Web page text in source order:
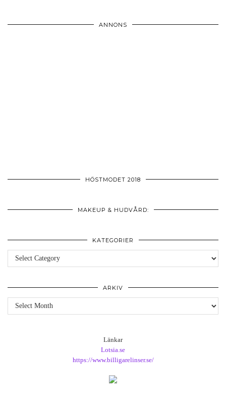
ANNONS
HÖSTMODET 2018
MAKEUP & HUDVÅRD:
KATEGORIER
Kategorier
ARKIV
Arkiv
Länkar
Lotsia.se
https://www.billigarelinser.se/